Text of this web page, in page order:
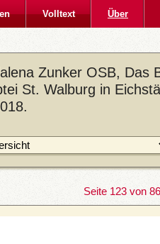
Volltext Über
Zunker OSB, Das
St. Walburg in
Seite 123 von